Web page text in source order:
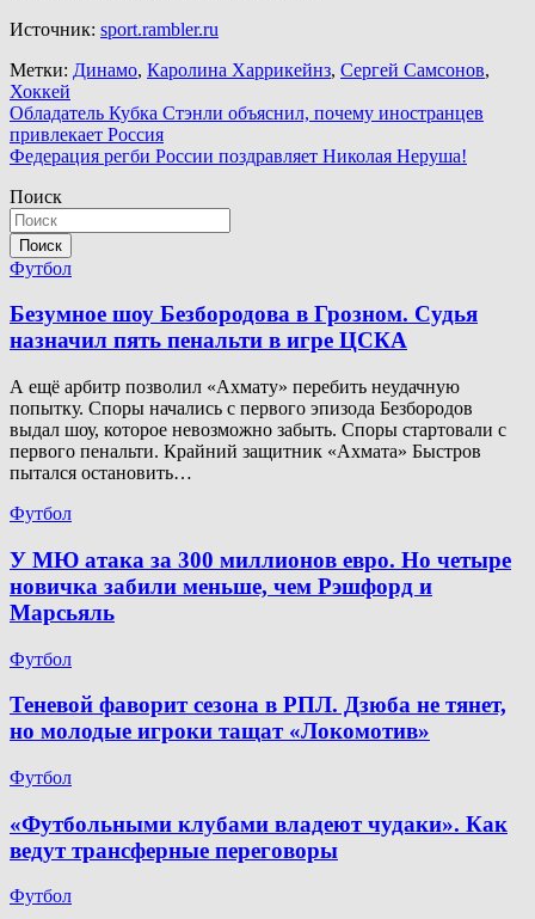
Источник: sport.rambler.ru
Метки: Динамо, Каролина Харрикейнз, Сергей Самсонов,
Хоккей
Навигация
по
Обладатель Кубка Стэнли объяснил, почему иностранцев
привлекает Россия
Федерация регби России поздравляет Николая Неруша!
Поиск
Поиск
Футбол
Безумное шоу Безбородова в Грозном. Судья
назначил пять пенальти в игре ЦСКА
А ещё арбитр позволил «Ахмату» перебить неудачную
попытку. Споры начались с первого эпизода Безбородов
выдал шоу, которое невозможно забыть. Споры стартовали с
первого пенальти. Крайний защитник «Ахмата» Быстров
пытался остановить…
Футбол
У МЮ атака за 300 миллионов евро. Но четыре
новичка забили меньше, чем Рэшфорд и
Марсьяль
Футбол
Теневой фаворит сезона в РПЛ. Дзюба не тянет,
но молодые игроки тащат «Локомотив»
Футбол
«Футбольными клубами владеют чудаки». Как
ведут трансферные переговоры
Футбол